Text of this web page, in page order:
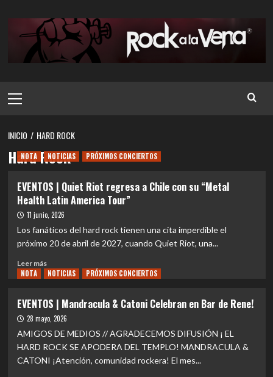
contenido
principal
INICIO HARD ROCK
Hard Rock
NOTA NOTICIAS PRÓXIMOS CONCIERTOS
EVENTOS | Quiet Riot regresa a Chile con su “Metal
Health Latin America Tour”
11 junio, 2026
Los fanáticos del hard rock tienen una cita imperdible el
próximo 20 de abril de 2027, cuando Quiet Riot, una...
Leer másLeer
más
|
Quiet
Riot
regresa
Chile
NOTA NOTICIAS PRÓXIMOS CONCIERTOS
EVENTOS | Mandracula & Catoni Celebran en Bar de Rene!
28 mayo, 2026
AMIGOS DE MEDIOS // AGRADECEMOS DIFUSIÓN ¡ EL
HARD ROCK SE APODERA DEL TEMPLO! ️MANDRACULA &
CATONI️ ¡Atención, comunidad rockera! El mes...